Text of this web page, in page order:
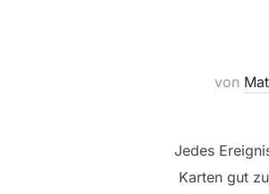
von
Jedes
Karten gut